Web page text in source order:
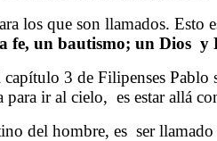
los que son llamados. Esto
un bautismo; un Dios y
capítulo 3 de Filipenses Pablo
para ir al cielo, es estar allá
del hombre, es ser